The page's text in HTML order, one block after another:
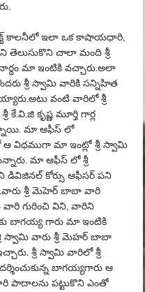
కాలనీలో ఇలా ఒక కాషాయధారి,
తెలుసుకొని చాలా మంది శ్రీ
మా ఇంటికి వచ్చారు.అలా
శ్రీ స్వామి వారికి సన్నిహిత
వంటి వారిలో శ్రీ
కే.వి.జి కృష్ణ మూర్తి గార్ల
మా ఆఫీస్ లో
విధముగా మా ఇంట్లో శ్రీ స్వామి
మా ఆఫీస్ లో శ్రీ
కోర్సు ఆఫీసర్ పని
శ్రీ మెహెర్ బాబా వారి
వారి గురించి విని, వారిని
బాగయ్య గారు మా ఇంటికి
స్వామి వారు శ్రీ మెహర్ బాబా
శ్రీ స్వామి వారిలో శ్రీ
బాగయ్యగారు ఆ
పాదాలను పట్టుకొని ఎంతో